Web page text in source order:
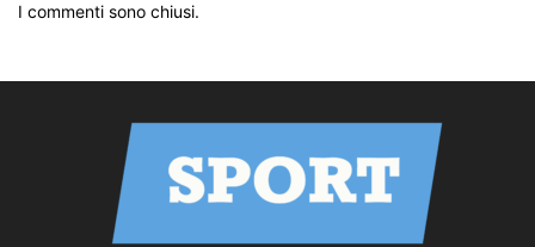
I commenti sono chiusi.